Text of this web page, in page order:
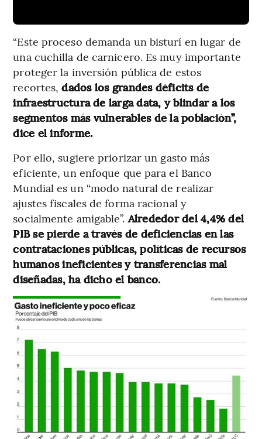
“Este proceso demanda un bisturí en lugar de
una cuchilla de carnicero. Es muy importante
proteger la inversión pública de estos
recortes,dados los grandes déficits de
infraestructura de larga data, y blindar a los
segmentos más vulnerables de la población”,
dice el informe.
Por ello, sugiere priorizar un gasto más
eficiente, un enfoque que para el Banco
Mundial es un “modo natural de realizar
ajustes fiscales de forma racional y
socialmente amigable”.Alrededor del 4,4% del
PIB se pierde a través de deficiencias en las
contrataciones públicas, políticas de recursos
humanos ineficientes y transferencias mal
diseñadas, ha dicho el banco.